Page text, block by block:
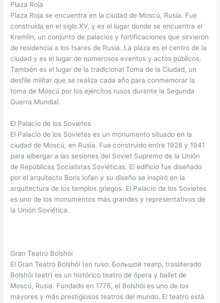
Plaza Roja
Plaza Roja se encuentra en la ciudad de Moscú, Rusia. Fue
construida en el siglo XV, y es el lugar donde se encuentra el
Kremlin, un conjunto de palacios y fortificaciones que sirvieron
de residencia a los tsares de Rusia. La plaza es el centro de la
ciudad y es el lugar de numerosos eventos y actos públicos.
También es el lugar de la tradicional Toma de la Ciudad, un
desfile militar que se realiza cada año para conmemorar la
toma de Moscú por los ejércitos rusos durante la Segunda
Guerra Mundial.
El Palacio de los Sovietes
El Palacio de los Sovietes es un monumento situado en la
ciudad de Moscú, en Rusia. Fue construido entre 1928 y 1941
para albergar a las sesiones del Soviet Supremo de la Unión
de Repúblicas Socialistas Soviéticas. El edificio fue diseñado
por el arquitecto Boris Iofan y su diseño se inspiró en la
arquitectura de los templos griegos. El Palacio de los Sovietes
es uno de los monumentos más grandes y representativos de
la Unión Soviética.
Gran Teatro Bolshói
El Gran Teatro Bolshói (en ruso: Большой театр, trasliterado
Bolshói teatr) es un histórico teatro de ópera y ballet de
Moscú, Rusia. Fundado en 1776, el Bolshói es uno de los
mayores y más prestigiosos teatros del mundo. El teatro está